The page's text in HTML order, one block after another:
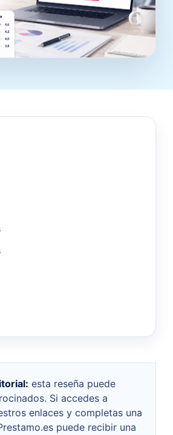
esta reseña puede
Si accedes a
enlaces y completas una
puede recibir una